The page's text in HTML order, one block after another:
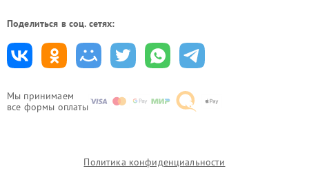
Мы принимаем
все формы оплаты
Поделиться в соц. сетях:
Политика конфиденциальности